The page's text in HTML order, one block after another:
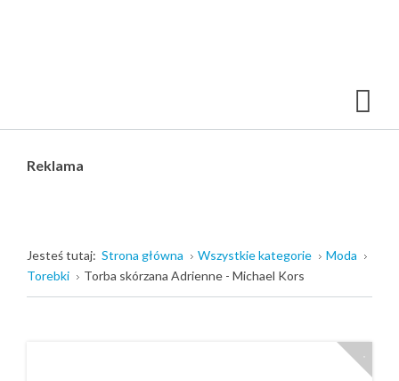
Reklama
Jesteś tutaj: Strona główna Wszystkie kategorie
Moda
Torebki
Torba skórzana Adrienne - Michael Kors